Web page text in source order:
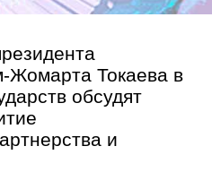
Жомарта Токаева в
обсудят
и